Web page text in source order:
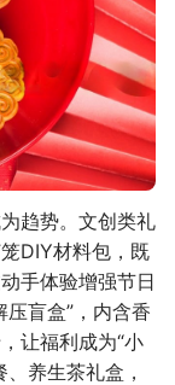
趋势。文创类礼
DIY材料包，既
手体验增强节日
盲盒”，内含香
让福利成为“小
养生茶礼盒，